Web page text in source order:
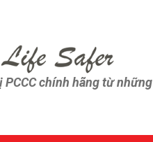
chính hãng từ những